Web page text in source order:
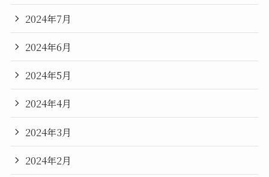
2024年7月
2024年6月
2024年5月
2024年4月
2024年3月
2024年2月